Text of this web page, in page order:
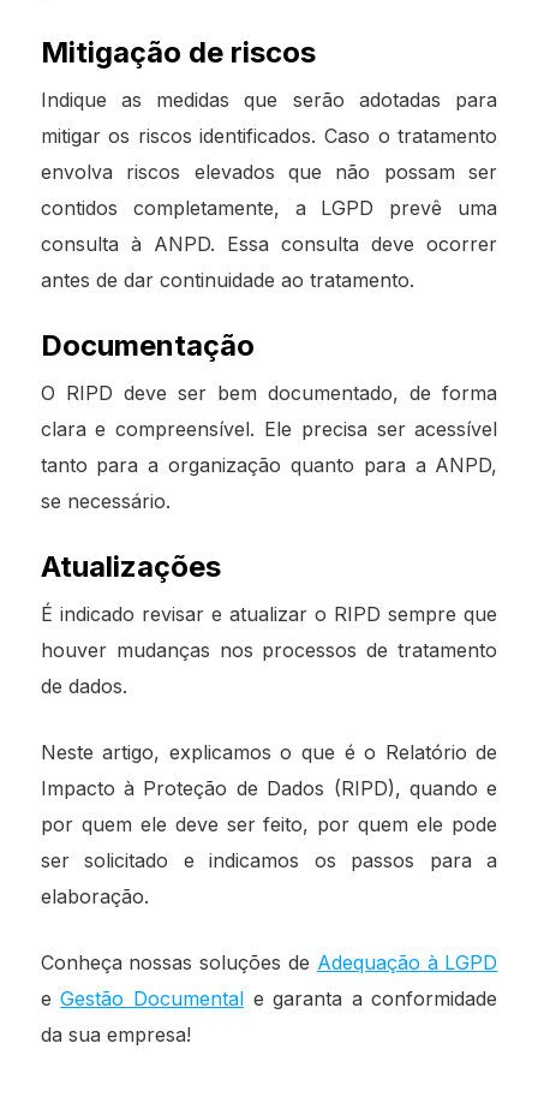
Mitigação de riscos
Indique as medidas que serão adotadas para
mitigar os riscos identificados. Caso o tratamento
envolva riscos elevados que não possam ser
contidos completamente, a LGPD prevê uma
consulta à ANPD. Essa consulta deve ocorrer
antes de dar continuidade ao tratamento.
Documentação
O RIPD deve ser bem documentado, de forma
clara e compreensível. Ele precisa ser acessível
tanto para a organização quanto para a ANPD,
se necessário.
Atualizações
É indicado revisar e atualizar o RIPD sempre que
houver mudanças nos processos de tratamento
de dados.
Neste artigo, explicamos o que é o Relatório de
Impacto à Proteção de Dados (RIPD), quando e
por quem ele deve ser feito, por quem ele pode
ser solicitado e indicamos os passos para a
elaboração.
Conheça nossas soluções de Adequação à LGPD
eGestão Documentale garanta a conformidade
da sua empresa!